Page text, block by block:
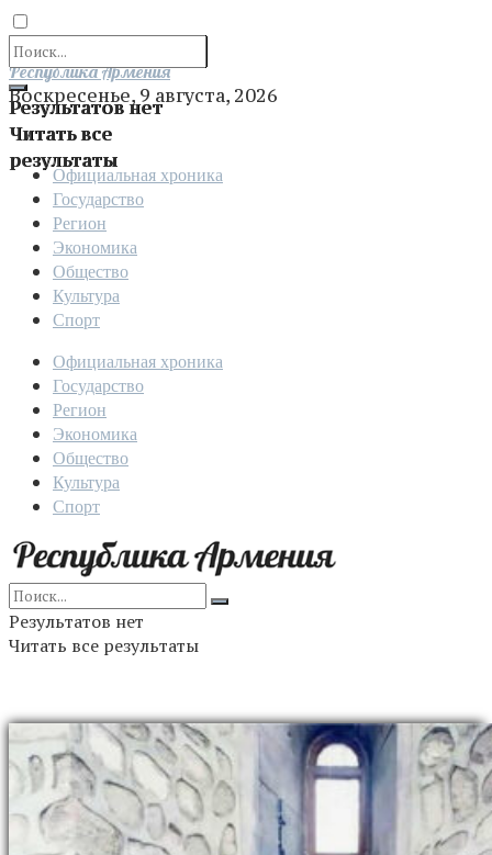
Результатов нет
Читать все
результаты
Отправить
Республика Армения
Воскресенье, 9 августа, 2026
Официальная хроника
Государство
Регион
Экономика
Общество
Культура
Спорт
Официальная хроника
Государство
Регион
Экономика
Общество
Культура
Спорт
Результатов нет
Читать все результаты